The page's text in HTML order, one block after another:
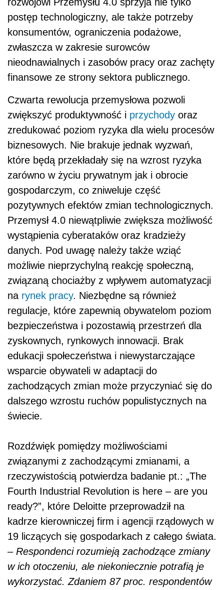
postęp technologiczny, ale także potrzeby
konsumentów, ograniczenia podażowe,
zwłaszcza w zakresie surowców
nieodnawialnych i zasobów pracy oraz zachęty
finansowe ze strony sektora publicznego.
Czwarta rewolucja przemysłowa pozwoli
zwiększyć produktywność i przychody oraz
zredukować poziom ryzyka dla wielu procesów
biznesowych. Nie brakuje jednak wyzwań,
które będą przekładały się na wzrost ryzyka
zarówno w życiu prywatnym jak i obrocie
gospodarczym, co zniweluje część
pozytywnych efektów zmian technologicznych.
Przemysł 4.0 niewątpliwie zwiększa możliwość
wystąpienia cyberataków oraz kradzieży
danych. Pod uwagę należy także wziąć
możliwie nieprzychylną reakcję społeczną,
związaną chociażby z wpływem automatyzacji
na rynek pracy. Niezbędne są również
regulacje, które zapewnią obywatelom poziom
bezpieczeństwa i pozostawią przestrzeń dla
zyskownych, rynkowych innowacji. Brak
edukacji społeczeństwa i niewystarczające
wsparcie obywateli w adaptacji do
zachodzących zmian może przyczyniać się do
dalszego wzrostu ruchów populistycznych na
świecie.
Rozdźwięk pomiędzy możliwościami
związanymi z zachodzącymi zmianami, a
rzeczywistością potwierdza badanie pt.: „The
Fourth Industrial Revolution is here – are you
ready?”, które Deloitte przeprowadził na
kadrze kierowniczej firm i agencji rządowych w
19 liczących się gospodarkach z całego świata.
– Respondenci rozumieją zachodzące zmiany
w ich otoczeniu, ale niekoniecznie potrafią je
wykorzystać. Zdaniem 87 proc. respondentów